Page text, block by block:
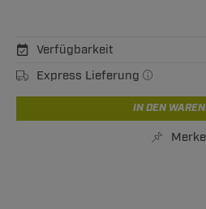
Verfügbarkeit
Express Lieferung
IN DEN